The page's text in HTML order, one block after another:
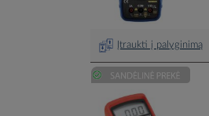
Įtraukti į palyginimą